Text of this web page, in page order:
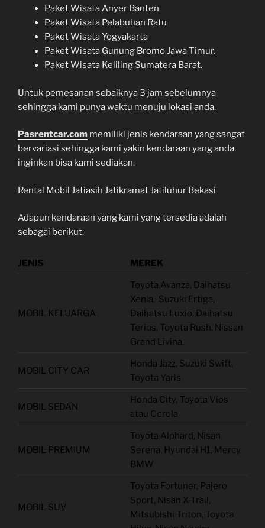
Paket Wisata Anyer Banten
Paket Wisata Pelabuhan Ratu
Paket Wisata Yogyakarta
Paket Wisata Gunung Bromo Jawa Timur.
Paket Wisata Keliling Sumatera Barat.
Untuk pemesanan sebaiknya 3 jam sebelumnya
sehingga kami punya waktu menuju lokasi anda.
Pasrentcar.com memiliki jenis kendaraan yang sangat
bervariasi sehingga kami yakin kendaraan yang anda
inginkan bisa kami sediakan.
Rental Mobil Jatiasih Jatikramat Jatiluhur Bekasi
Adapun kendaraan yang kami yang tersedia adalah
sebagai berikut:
JENIS MEREK
MOBIL KELUARGA
Toyota Avanza, Daihatsu
Xenia, Suzuki Ertiga,
Daihatsu Luxio, Daihatsu
Terios, Toyota Rush, Nissan
Grand Livina,
MOBIL CITY CAR
Honda Jazz, Suzuki Swift,
Toyota Yaris
MOBIL SEDAN
Honda City, Toyota Vios
atau Corola
MOBIL PREMIUM
Toyota Alphard, Nisan
Serena, Hyundai H1, Mercy,
BMW
MOBIL SUV
Toyota Fortuner, Pajero
Sport, Nisan X-Trail,
Mitsubishi Triton, Toyota